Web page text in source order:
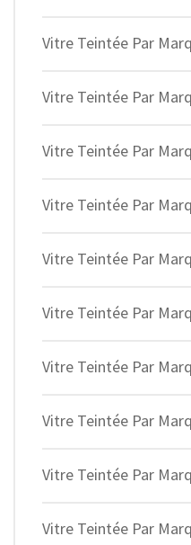
Vitre Teintée Par
Vitre Teintée Par
Vitre Teintée Par
Vitre Teintée Par
Vitre Teintée Par
Vitre Teintée Par
Vitre Teintée Par
Vitre Teintée Par
Vitre Teintée Par
Vitre Teintée Par